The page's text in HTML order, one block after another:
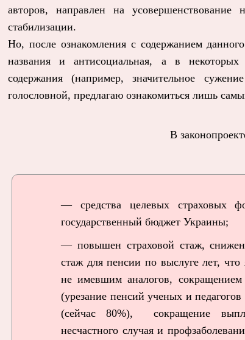
авторов, направлен на усовершенствование
стабилизации.
Но, после ознакомления с содержанием
названия и антисоциальная, а в некоторых
содержания (например, значительное
голословной, предлагаю ознакомиться лишь
В
— средства целевых страховых
государственный бюджет Украины;
— повышен страховой стаж,
стаж для пенсии по выслуге лет,
не имевшим аналогов, сокращением
(урезание пенсий ученых и
(сейчас 80%), сокращение
несчастного случая и